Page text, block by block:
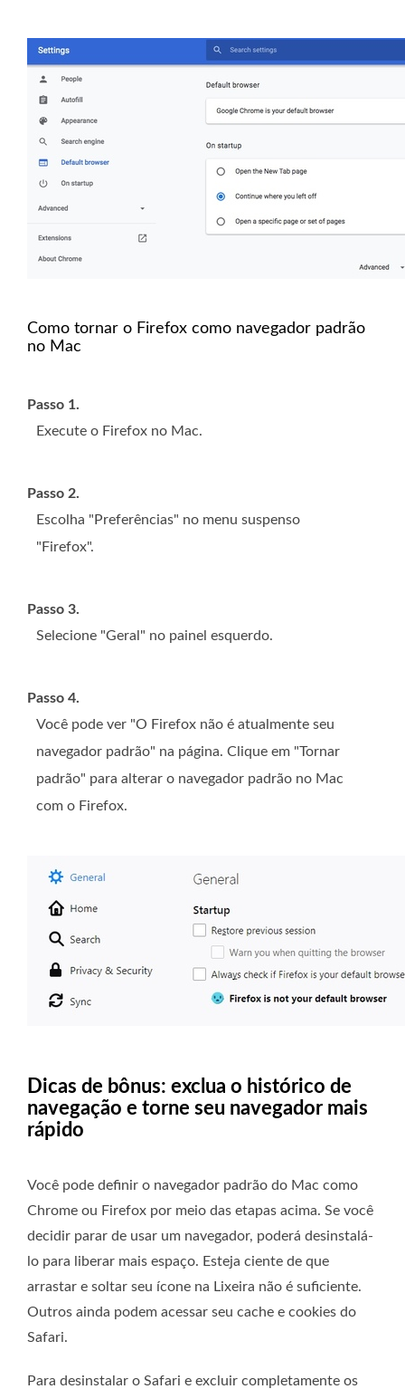
Como tornar o Firefox como navegador padrão
no Mac
Passo 1.
Execute o Firefox no Mac.
Passo 2.
Escolha "Preferências" no menu suspenso
"Firefox".
Passo 3.
Selecione "Geral" no painel esquerdo.
Passo 4.
Você pode ver "O Firefox não é atualmente seu
navegador padrão" na página. Clique em "Tornar
padrão" para alterar o navegador padrão no Mac
com o Firefox.
Dicas de bônus: exclua o histórico de
navegação e torne seu navegador mais
rápido
Você pode definir o navegador padrão do Mac como
Chrome ou Firefox por meio das etapas acima. Se você
decidir parar de usar um navegador, poderá desinstalá-
lo para liberar mais espaço. Esteja ciente de que
arrastar e soltar seu ícone na Lixeira não é suficiente.
Outros ainda podem acessar seu cache e cookies do
Safari.
Para desinstalar o Safari e excluir completamente os